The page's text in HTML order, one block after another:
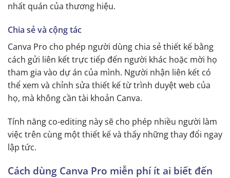
nhất quán của thương hiệu.
Chia sẻ và cộng tác
Canva Pro cho phép người dùng chia sẻ thiết kế bằng
cách gửi liên kết trực tiếp đến người khác hoặc mời họ
tham gia vào dự án của mình. Người nhận liên kết có
thể xem và chỉnh sửa thiết kế từ trình duyệt web của
họ, mà không cần tài khoản Canva.
Tính năng co-editing này sẽ cho phép nhiều người làm
việc trên cùng một thiết kế và thấy những thay đổi ngay
lập tức.
Cách dùng Canva Pro miễn phí ít ai biết đến